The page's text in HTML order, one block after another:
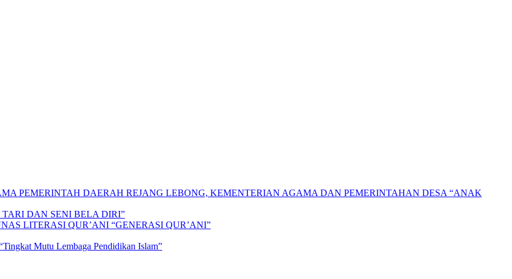
PEMERINTAH DAERAH REJANG LEBONG, KEMENTERIAN AGAMA DAN PEMERINTAHAN DESA “ANAK
DAN SENI BELA DIRI”
LITERASI QUR’ANI “GENERASI QUR’ANI”
Mutu Lembaga Pendidikan Islam”